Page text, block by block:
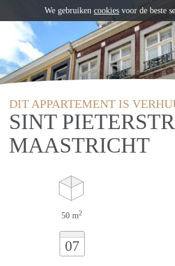
DIT APPARTEMENT IS
SINT
MAASTRICHT
50 m2
07
We gebruiken cookies voor de beste